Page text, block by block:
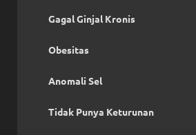
Gagal Ginjal Kronis
Obesitas
Anomali Sel
Tidak Punya Keturunan